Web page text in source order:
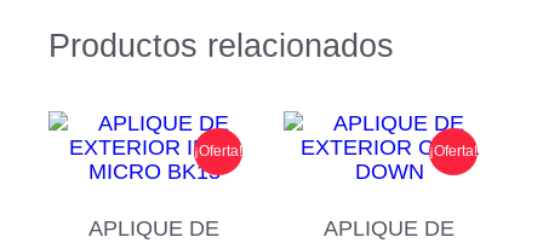
Productos relacionados
¡Oferta!
APLIQUE DE
¡Oferta!
APLIQUE DE